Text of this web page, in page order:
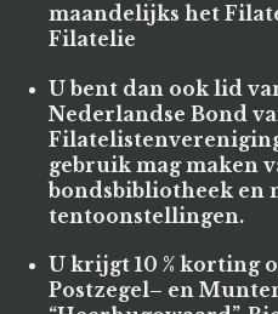
maandelijks het
Filatelie
U bent dan ook lid
Nederlandse Bond
gebruik mag maken
bondsbibliotheek en
tentoonstellingen.
U krijgt 10 % korting
Postzegel– en